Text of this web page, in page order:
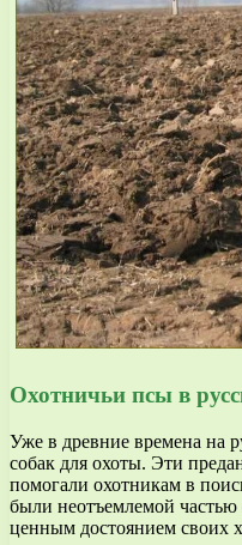
Охотничьи псы в
Уже в древние времена на
собак для охоты. Эти
помогали охотникам в
были неотъемлемой частью
ценным достоянием своих